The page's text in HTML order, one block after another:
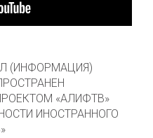
(ИНФОРМАЦИЯ)
«АЛИФТВ»
ИНОСТРАННОГО